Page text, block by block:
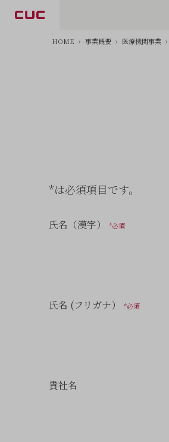
HOME 事業概要 医療機関事業
*は必須項目です。
氏名（漢字） *必須
氏名 (フリガナ） *必須
貴社名